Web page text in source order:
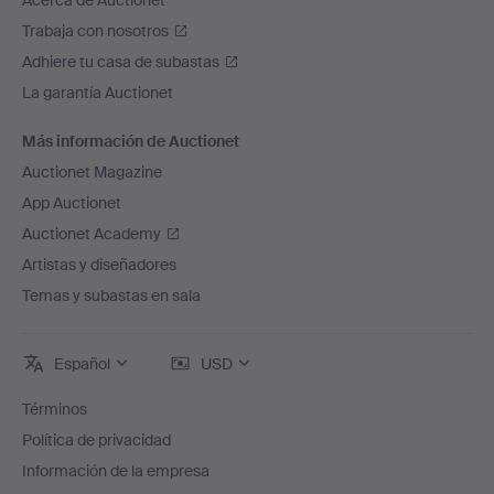
Trabaja con nosotros
Adhiere tu casa de subastas
La garantía Auctionet
Más información de Auctionet
Auctionet Magazine
App Auctionet
Auctionet Academy
Artistas y diseñadores
Temas y subastas en sala
Español USD
Términos
Política de privacidad
Información de la empresa